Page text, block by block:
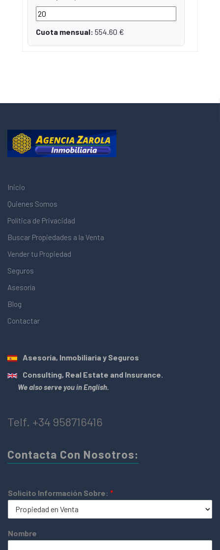
Cuota mensual: 554.60 €
Inicio
Quienes Somos
Política de Privacidad
Buscar Propiedades a la Venta
Vender tu Propiedad
Seguros
Asesoría
Blog
Contactar
Asesoría, Inmobiliaria y Seguros
Consulting, Real Estate and Insurance.
We also serve you in English.
Telf. +34 958716416
Contacta Con Nosotros:
Solicito Información Sobre: *
Nombre